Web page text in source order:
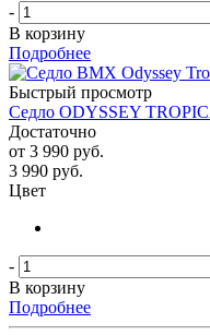
-
В корзину
Подробнее
Быстрый просмотр
Седло ODYSSEY
Достаточно
от 3 990 руб.
3 990 руб.
Цвет
-
В корзину
Подробнее